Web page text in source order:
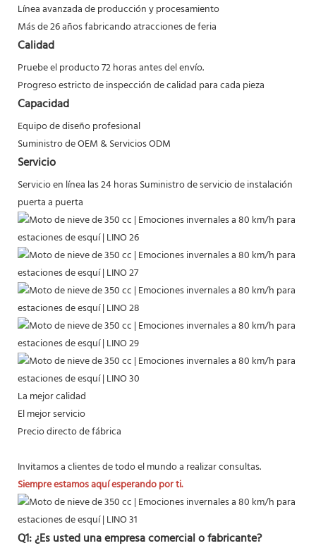
Línea avanzada de producción y procesamiento
Más de 26 años fabricando atracciones de feria
Calidad
Pruebe el producto 72 horas antes del envío.
Progreso estricto de inspección de calidad para cada pieza
Capacidad
Equipo de diseño profesional
Suministro de OEM & Servicios ODM
Servicio
Servicio en línea las 24 horasSuministro de servicio de instalación
puerta a puerta
La mejor calidad
El mejor servicio
Precio directo de fábrica
Invitamos a clientes de todo el mundo a realizar consultas.
Siempre estamos aquí esperando por ti.
Q1: ¿Es usted una empresa comercial o fabricante?